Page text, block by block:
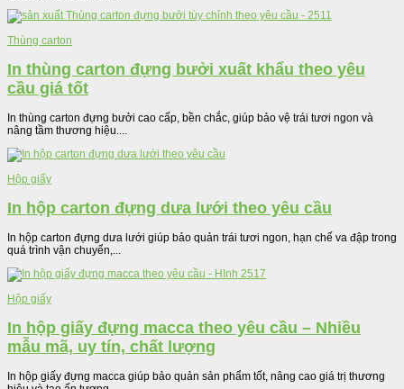
Thùng carton
In thùng carton đựng bưởi xuất khẩu theo yêu
cầu giá tốt
In thùng carton đựng bưởi cao cấp, bền chắc, giúp bảo vệ trái tươi ngon và
nâng tầm thương hiệu....
Hộp giấy
In hộp carton đựng dưa lưới theo yêu cầu
In hộp carton đựng dưa lưới giúp bảo quản trái tươi ngon, hạn chế va đập trong
quá trình vận chuyển,...
Hộp giấy
In hộp giấy đựng macca theo yêu cầu – Nhiều
mẫu mã, uy tín, chất lượng
In hộp giấy đựng macca giúp bảo quản sản phẩm tốt, nâng cao giá trị thương